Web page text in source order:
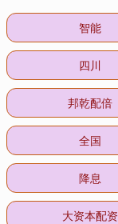
智能
四川
邦乾配倍
全国
降息
大资本配资